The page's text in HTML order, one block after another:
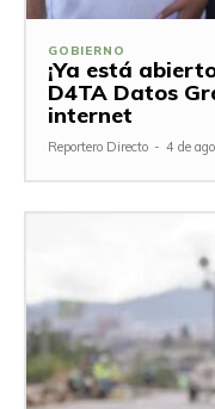
GOBIERNO
¡Ya está
D4TA Datos
internet
Reportero Directo - 4 de